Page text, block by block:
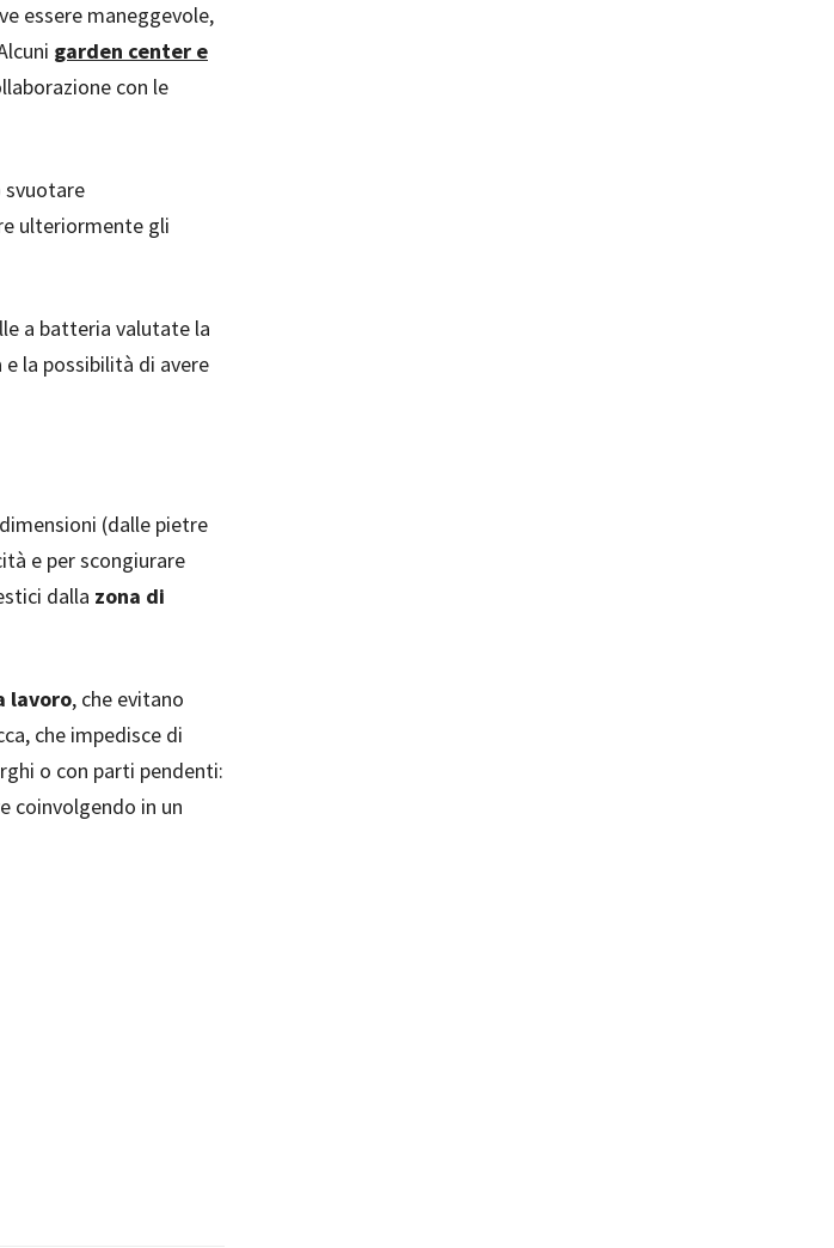
essere maneggevole,
garden center e
con le
svuotare
ulteriormente gli
a batteria valutate la
la possibilità di avere
(dalle pietre
e per scongiurare
dalla zona di
lavoro, che evitano
che impedisce di
o con parti pendenti:
coinvolgendo in un